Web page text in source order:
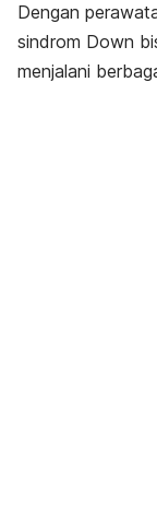
Dengan
sindrom Down
menjalani